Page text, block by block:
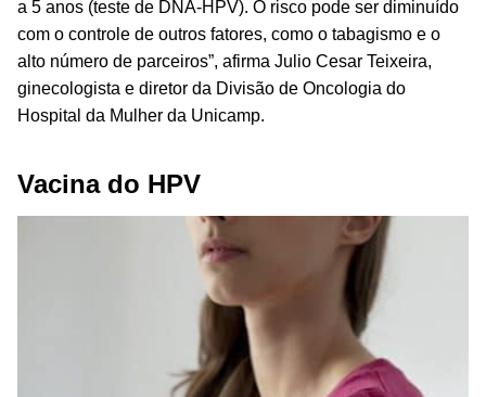
a 5 anos (teste de DNA-HPV). O risco pode ser diminuído
com o controle de outros fatores, como o tabagismo e o
alto número de parceiros”, afirma Julio Cesar Teixeira,
ginecologista e diretor da Divisão de Oncologia do
Hospital da Mulher da Unicamp.
Vacina do HPV